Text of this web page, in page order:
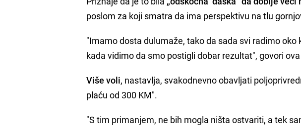
poslom za koji smatra da ima perspektivu na tlu
"Imamo dosta dulumaže, tako da sada svi radimo
kada vidimo da smo postigli dobar rezultat", govori
Više voli, nastavlja, svakodnevno obavljati
plaću od 300 KM".
"S tim primanjem, ne bih mogla ništa ostvariti, a tek